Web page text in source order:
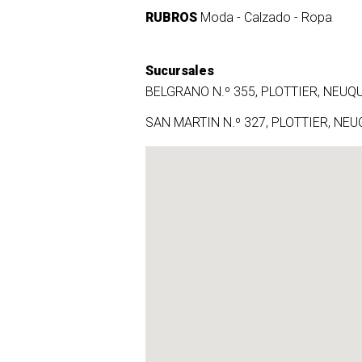
RUBROS Moda - Calzado - Ropa
Sucursales
BELGRANO N.º 355, PLOTTIER,
SAN MARTIN N.º 327, PLOTTIER,